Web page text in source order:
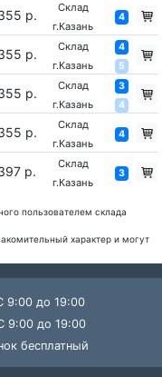
р.
Склад
г.Казань
4
р.
Склад
г.Казань
4
5
р.
Склад
г.Казань
3
4
р.
Склад
г.Казань
4
р.
Склад
г.Казань
3
пользователем склада
характер и могут
9:00 до 19:00
9:00 до 19:00
бесплатный